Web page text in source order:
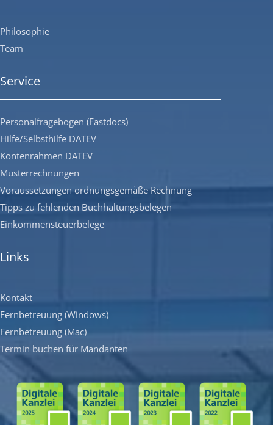
Philosophie
Team
Service
Personalfragebogen (Fastdocs)
Hilfe/Selbsthilfe DATEV
Kontenrahmen DATEV
Musterrechnungen
Voraussetzungen ordnungsgemäße Rechnung
Tipps zu fehlenden Buchhaltungsbelegen
Einkommensteuerbelege
Links
Kontakt
Fernbetreuung (Windows)
Fernbetreuung (Mac)
Termin buchen für Mandanten